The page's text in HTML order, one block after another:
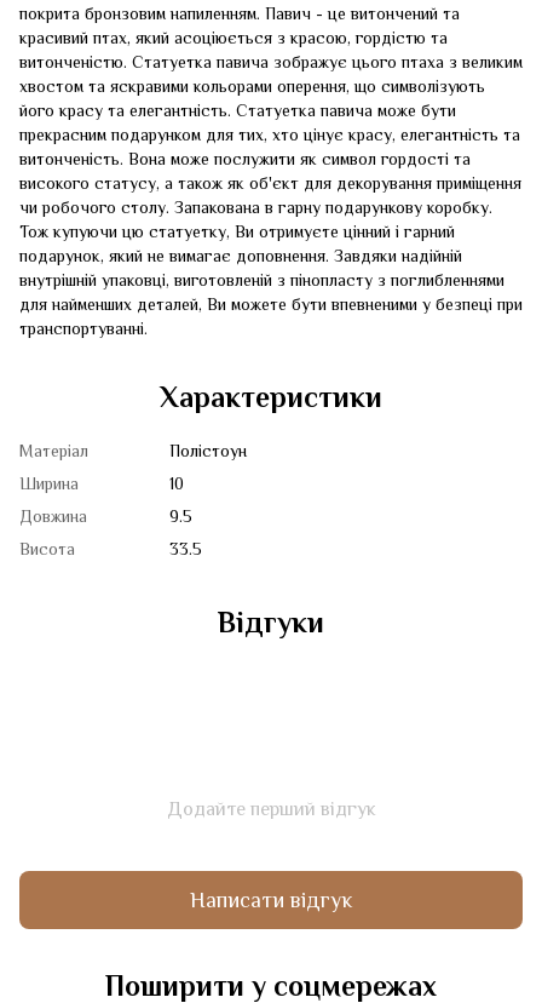
покрита бронзовим напиленням. Павич - це витончений та
красивий птах, який асоціюється з красою, гордістю та
витонченістю. Статуетка павича зображує цього птаха з великим
хвостом та яскравими кольорами оперення, що символізують
його красу та елегантність. Статуетка павича може бути
прекрасним подарунком для тих, хто цінує красу, елегантність та
витонченість. Вона може послужити як символ гордості та
високого статусу, а також як об'єкт для декорування приміщення
чи робочого столу. Запакована в гарну подарункову коробку.
Тож купуючи цю статуетку, Ви отримуєте цінний і гарний
подарунок, який не вимагає доповнення. Завдяки надійній
внутрішній упаковці, виготовленій з пінопласту з поглибленнями
для найменших деталей, Ви можете бути впевненими у безпеці при
транспортуванні.
Характеристики
Матеріал
Полістоун
Ширина
10
Довжина
9.5
Висота
33.5
Відгуки
Додайте перший відгук
Написати відгук
Поширити у соцмережах